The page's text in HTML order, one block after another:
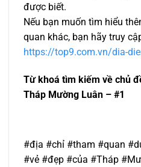
được biết.
Nếu bạn muốn tìm hiểu
quan khác, bạn hãy truy
https://top9.com.vn/dia-
Từ khoá tìm kiếm về chủ
Tháp Mường Luân – #1
#địa #chỉ #tham #quan
#vẻ #đẹp #của #Tháp